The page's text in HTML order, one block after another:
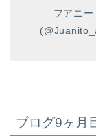
— フアニー
ブログ9ヶ月